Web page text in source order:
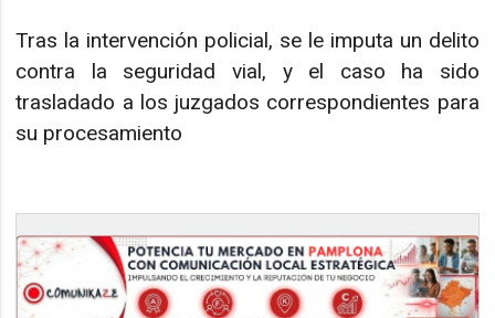
Tras la intervención policial, se le imputa un delito
contra la seguridad vial, y el caso ha sido
trasladado a los juzgados correspondientes para
su procesamiento